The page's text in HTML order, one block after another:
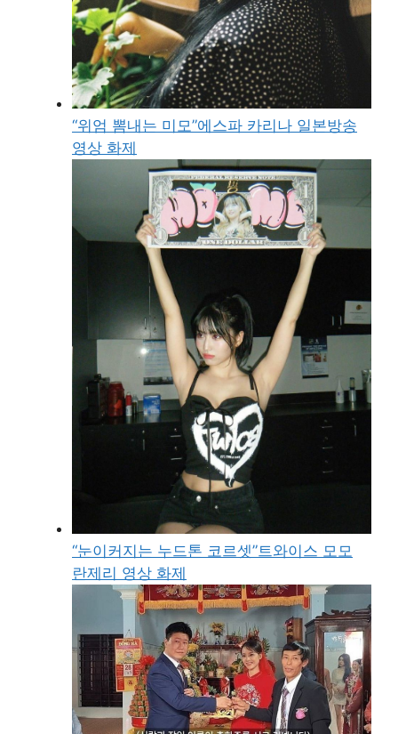
“위엄 뽐내는 미모”에스파 카리나 일본방송
영상 화제
“눈이커지는 누드톤 코르셋”트와이스 모모
란제리 영상 화제